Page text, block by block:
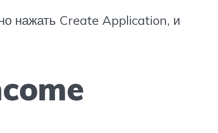
нажать Create Application, и